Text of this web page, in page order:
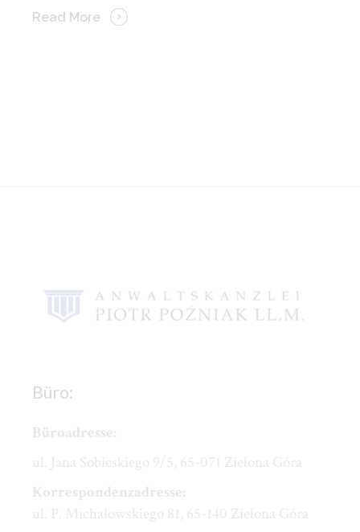
Read More
Büro:
Büroadresse:
ul. Jana Sobieskiego 9/5, 65-071 Zielona Góra
Korrespondenzadresse:
ul. P. Michałowskiego 81, 65-140 Zielona Góra